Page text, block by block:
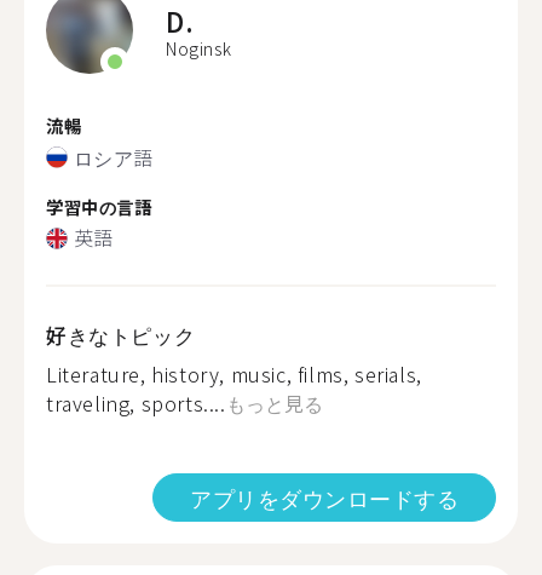
D.
Noginsk
流暢
ロシア語
学習中の言語
英語
好きなトピック
Literature, history, music, films, serials,
traveling, sports.... もっと見る
アプリをダウンロードする